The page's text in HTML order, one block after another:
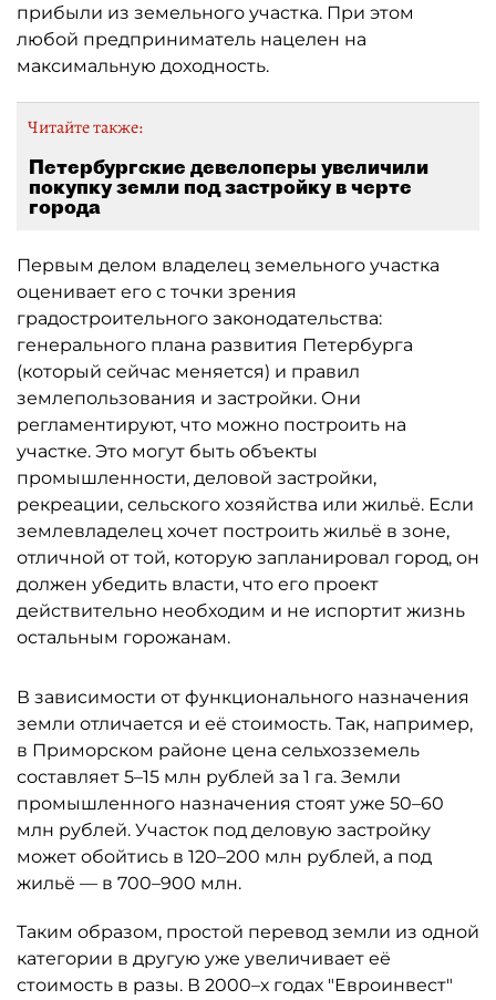
прибыли из земельного участка. При этом
любой предприниматель нацелен на
максимальную доходность.
Читайте также:
Петербургские девелоперы увеличили
покупку земли под застройку в черте
города
Первым делом владелец земельного участка
оценивает его с точки зрения
градостроительного законодательства:
генерального плана развития Петербурга
(который сейчас меняется) и правил
землепользования и застройки. Они
регламентируют, что можно построить на
участке. Это могут быть объекты
промышленности, деловой застройки,
рекреации, сельского хозяйства или жильё. Если
землевладелец хочет построить жильё в зоне,
отличной от той, которую запланировал город, он
должен убедить власти, что его проект
действительно необходим и не испортит жизнь
остальным горожанам.
В зависимости от функционального назначения
земли отличается и её стоимость. Так, например,
в Приморском районе цена сельхозземель
составляет 5–15 млн рублей за 1 га. Земли
промышленного назначения стоят уже 50–60
млн рублей. Участок под деловую застройку
может обойтись в 120–200 млн рублей, а под
жильё — в 700–900 млн.
Таким образом, простой перевод земли из одной
категории в другую уже увеличивает её
стоимость в разы. В 2000–х годах "Евроинвест"